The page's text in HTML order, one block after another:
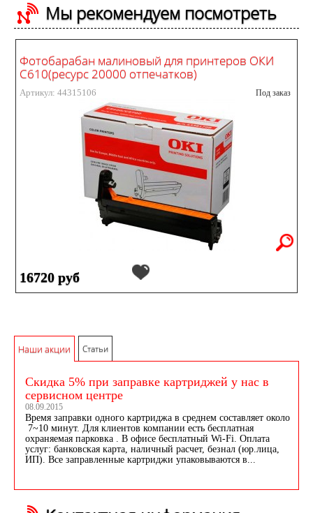
Мы рекомендуем посмотреть
Фотобарабан малиновый для принтеров ОКИ
С610(ресурс 20000 отпечатков)
Артикул: 44315106 Под заказ
16720 руб
Наши акции
Скидка 5% при заправке картриджей у нас в
сервисном центре
08.09.2015
Время заправки одного картриджа в среднем составляет около
7~10 минут. Для клиентов компании есть бесплатная
охраняемая парковка . В офисе бесплатный Wi-Fi. Оплата
услуг: банковская карта, наличный расчет, безнал (юр.лица,
ИП). Все заправленные картриджи упаковываются в...
Статьи